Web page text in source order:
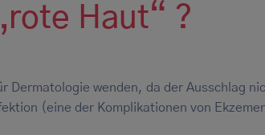
Haut“ ?
Dermatologie wenden, da der Ausschlag
(eine der Komplikationen von